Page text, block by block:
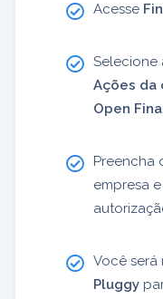
Acesse
Selecione
Ações da
Open
Preencha
empresa
Você
Pluggy